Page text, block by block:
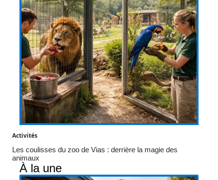
Activités
Les coulisses du zoo de Vias : derrière la magie des
animaux
À la une